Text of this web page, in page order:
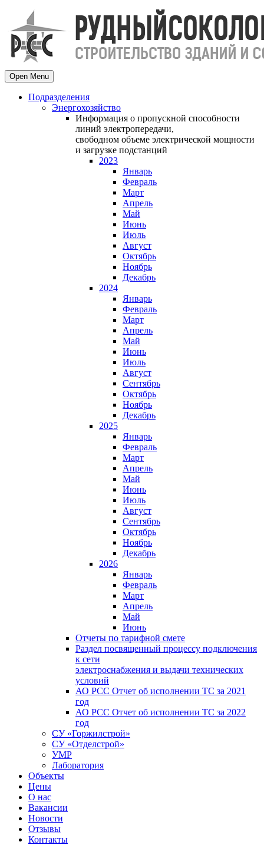
Open Menu
Подразделения
Энергохозяйство
Информация о пропускной способности
линий электропередачи,
свободном объеме электрической мощности
и загрузке подстанций
2023
Январь
Февраль
Март
Апрель
Май
Июнь
Июль
Август
Октябрь
Ноябрь
Декабрь
2024
Январь
Февраль
Март
Апрель
Май
Июнь
Июль
Август
Сентябрь
Октябрь
Ноябрь
Декабрь
2025
Январь
Февраль
Март
Апрель
Май
Июнь
Июль
Август
Сентябрь
Октябрь
Ноябрь
Декабрь
2026
Январь
Февраль
Март
Апрель
Май
Июнь
Отчеты по тарифной смете
Раздел посвященный процессу подключения
к сети
электроснабжения и выдачи технических
условий
АО РСС Отчет об исполнении ТС за 2021
год
АО РСС Отчет об исполнении ТС за 2022
год
СУ «Горжилстрой»
СУ «Отделстрой»
УМР
Лаборатория
Объекты
Цены
О нас
Вакансии
Новости
Отзывы
Контакты